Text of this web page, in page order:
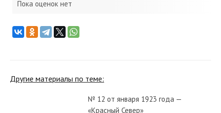
Пока оценок нет
Другие материалы по теме:
№ 12 от января 1923 года —
«Красный Север»